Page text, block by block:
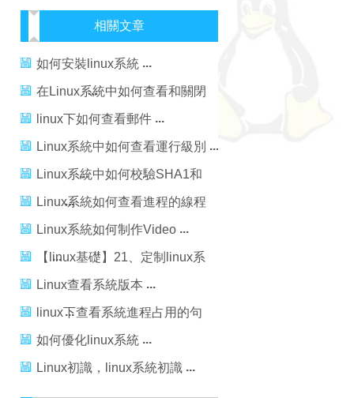
相關文章
如何安裝linux系統
在Linux系統中如何查看和關閉
SELinux
linux下如何查看郵件
Linux系統中如何查看運行級別
Linux系統中如何校驗SHA1和
MD5？
Linux系統如何查看進程的線程
數？
Linux系統如何制作Video
【linux基礎】21、定制linux系
統
Linux查看系統版本
linux下查看系統進程占用的句
柄數
如何優化linux系統
Linux初識，linux系統初識